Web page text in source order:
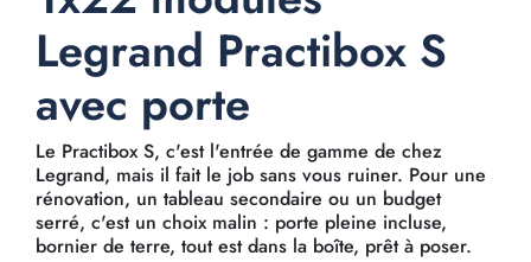
Legrand Practibox S
avec porte
Le Practibox S, c'est l'entrée de gamme de chez
Legrand, mais il fait le job sans vous ruiner. Pour une
rénovation, un tableau secondaire ou un budget
serré, c'est un choix malin : porte pleine incluse,
bornier de terre, tout est dans la boîte, prêt à poser.